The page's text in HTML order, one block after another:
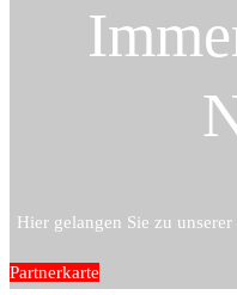
Hier gelangen Sie zu
Partnerkarte